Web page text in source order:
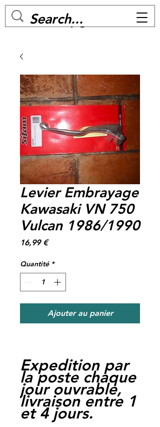
MC BIKE Perpignan
Levier Embrayage
Kawasaki VN 750
Vulcan 1986/1990
16,99 €Prix
Quantité *
Ajouter au panier
Expedition par
la poste chaque
jour ouvrable,
livraison entre 1
et 4 jours.